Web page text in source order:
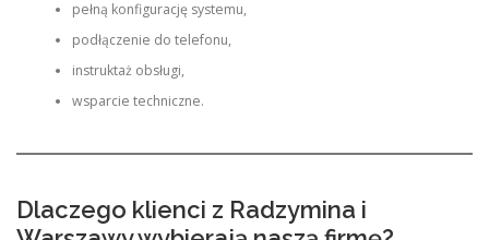
pełną konfigurację systemu,
podłączenie do telefonu,
instruktaż obsługi,
wsparcie techniczne.
Dlaczego klienci z Radzymina i